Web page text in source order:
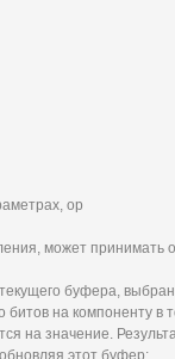
op
может принимать
буфера,
битов на компоненту в
на значение.
этот буфер;